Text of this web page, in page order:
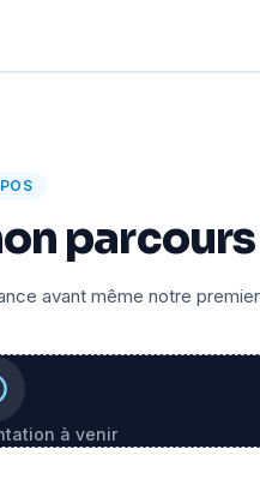
parcours
avant même notre
à venir